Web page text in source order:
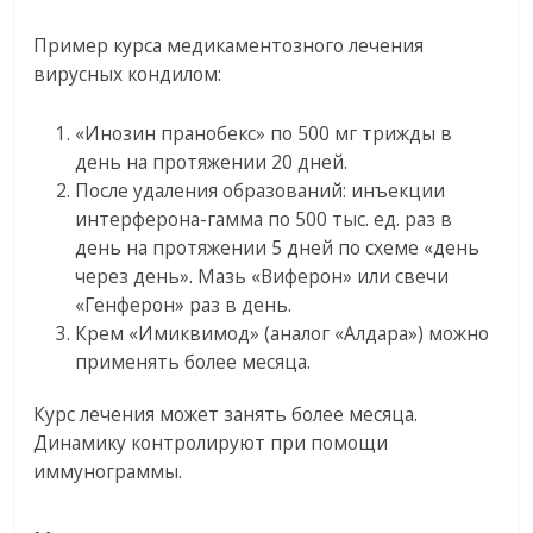
Пример курса медикаментозного лечения
вирусных кондилом:
«Инозин пранобекс» по 500 мг трижды в
день на протяжении 20 дней.
После удаления образований: инъекции
интерферона-гамма по 500 тыс. ед. раз в
день на протяжении 5 дней по схеме «день
через день». Мазь «Виферон» или свечи
«Генферон» раз в день.
Крем «Имиквимод» (аналог «Алдара») можно
применять более месяца.
Курс лечения может занять более месяца.
Динамику контролируют при помощи
иммунограммы.